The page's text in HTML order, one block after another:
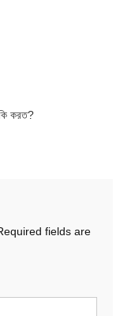
কি করত?
fields are